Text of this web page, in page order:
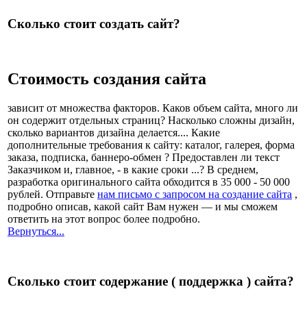
Сколько стоит создать сайт?
Стоимость создания сайта
зависит от множества факторов. Каков объем сайта, много ли
он содержит отдельных страниц? Насколько сложны дизайн,
сколько вариантов дизайна делается.... Какие
дополнительные требования к сайту: каталог, галерея, форма
заказа, подписка, баннеро-обмен ? Предоставлен ли текст
Заказчиком и, главное, - в какие сроки ...? В среднем,
разработка оригинального сайта обходится в 35 000 - 50 000
рублей. Отправьте нам письмо с запросом на создание сайта ,
подробно описав, какой сайт Вам нужен — и мы сможем
ответить на этот вопрос более подробно.
Вернуться...
Сколько стоит содержание ( поддержка ) сайта?